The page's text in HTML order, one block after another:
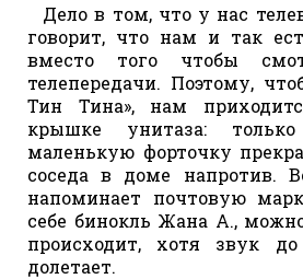
Дело в том, что у нас
говорит, что нам и так
вместо того чтобы
телепередачи. Поэтому,
Тин Тина», нам
крышке унитаза:
маленькую форточку
соседа в доме напротив.
напоминает почтовую
себе бинокль Жана А.,
происходит, хотя звук
долетает.